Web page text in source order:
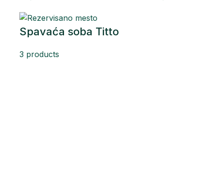
Spavaća soba Titto
3 products